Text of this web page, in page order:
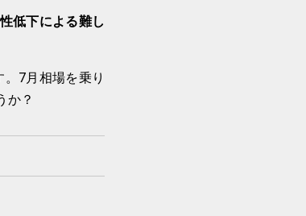
低下による難し
。7月相場を乗り
か？